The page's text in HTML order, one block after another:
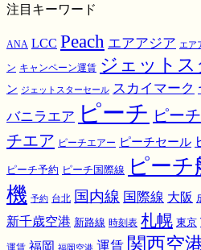
注目キーワード
ANA LCC Peach エアアジア エア
ン キャンペーン運賃 ジェットス
ン ジェットスターセール スカイマーク
バニラエア ピーチ ピー
チエア ピーチエアー ピーチセール
ピーチ予約 ピーチ国際線 ピーチ
機 予約 台北 国内線 国際線 大阪
新千歳空港 新路線 時刻表 札幌 東京
福岡 福岡空港 運賃 関西空